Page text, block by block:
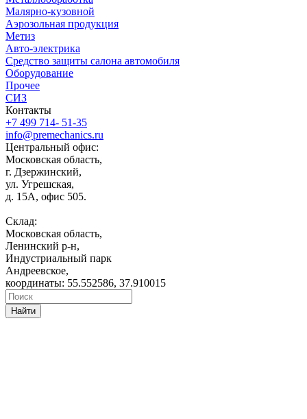
Малярно-кузовной
Аэрозольная продукция
Метиз
Авто-электрика
Средство защиты салона автомобиля
Оборудование
Прочее
СИЗ
Контакты
+7 499 714- 51-35
info@premechanics.ru
Центральный офис:
Московская область,
г. Дзержинский,
ул. Угрешская,
д. 15А, офис 505.
Склад:
Московская область,
Ленинский р-н,
Индустриальный парк
Андреевское,
координаты: 55.552586, 37.910015
Найти